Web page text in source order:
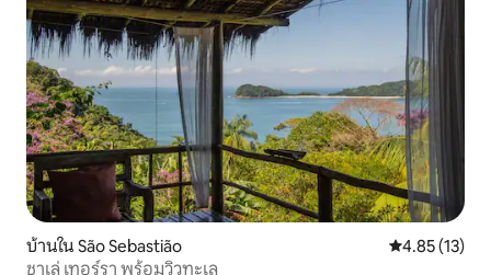
บ้านใน São Sebastião คะแนนเฉลี่ย
4.85 (13)
ชาเล่ เทอร์รา พร้อมวิวทะเล